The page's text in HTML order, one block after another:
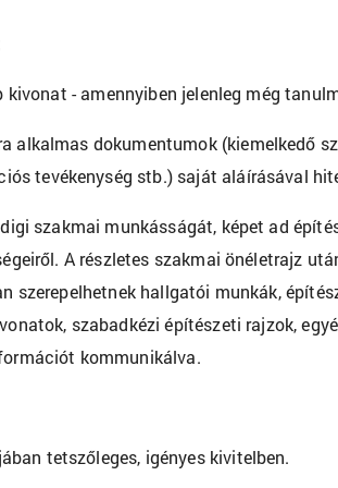
- amennyiben jelenleg még
alkalmas dokumentumok (kiemelkedő
tevékenység stb.) saját aláírásával
szakmai munkásságát, képet ad
A részletes szakmai önéletrajz
szerepelhetnek hallgatói munkák,
szabadkézi építészeti rajzok,
kommunikálva.
tetszőleges, igényes kivitelben.